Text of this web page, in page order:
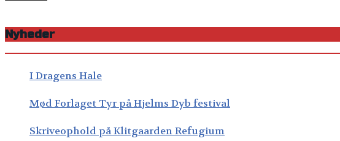
Nyheder
I Dragens Hale
Mød Forlaget Tyr på Hjelms Dyb festival
Skriveophold på Klitgaarden Refugium